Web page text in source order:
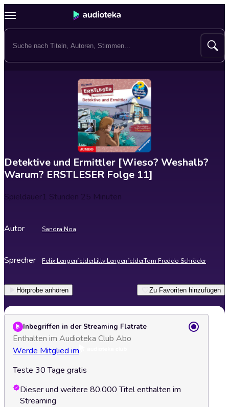
Detektive und Ermittler [Wieso? Weshalb?
Warum? ERSTLESER Folge 11]
Spieldauer1 Stunden 25 Minuten
Autor Sandra Noa
Sprecher Felix LengenfelderLilly LengenfelderTom Freddo Schröder
Hörprobe anhören Zu Favoriten hinzufügen
Inbegriffen in der Streaming Flatrate
Enthalten im Audioteka Club Abo
Werde Mitglied im
Teste 30 Tage gratis
Dieser und weitere 80.000 Titel enthalten im
Streaming